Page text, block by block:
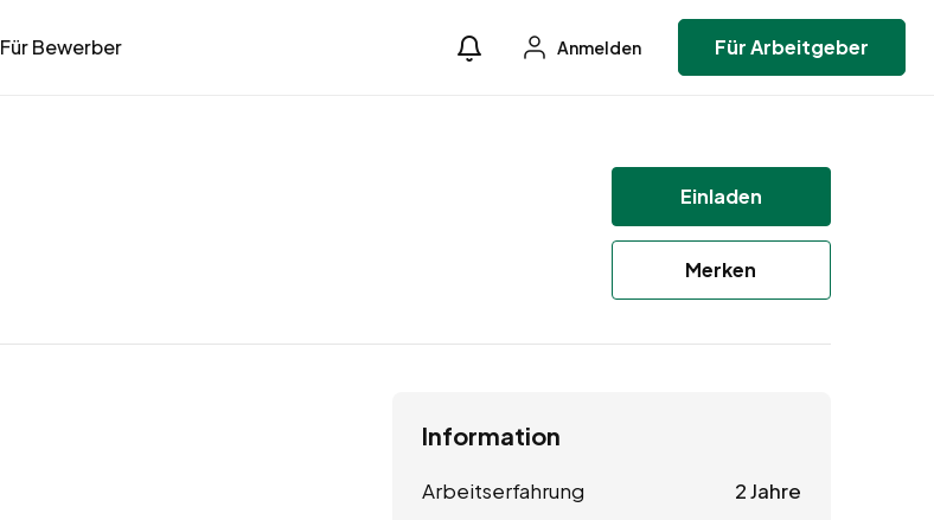
Für Bewerber Anmelden Für Arbeitgeber
Einladen
Merken
Information
Arbeitserfahrung 2 Jahre